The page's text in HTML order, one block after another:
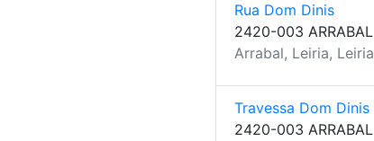
Rua Dom Dinis
2420-003 ARRABAL
Arrabal, Leiria, Leiria
Travessa Dom Dinis
2420-003 ARRABAL